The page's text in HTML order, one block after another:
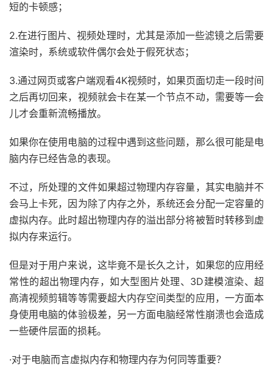
短的卡顿感；
2.在进行图片、视频处理时，尤其是添加一些滤镜之后需要
渲染时，系统或软件偶尔会处于假死状态；
3.通过网页或客户端观看4K视频时，如果页面切走一段时间
之后再切回来，视频就会卡在某一个节点不动，需要等一会
儿才会重新流畅播放。
如果你在使用电脑的过程中遇到这些问题，那么很可能是电
脑内存已经告急的表现。
不过，所处理的文件如果超过物理内存容量，其实电脑并不
会马上卡死，因为除了内存之外，系统还会分配一定容量的
虚拟内存。此时超出物理内存的溢出部分将被暂时转移到虚
拟内存来运行。
但是对于用户来说，这毕竟不是长久之计，如果您的应用经
常性的超出物理内存，如大型图片处理、3D建模渲染、超
高清视频剪辑等等需要超大内存空间类型的应用，一方面本
身使用电脑的体验极差，另一方面电脑经常性崩溃也会造成
一些硬件层面的损耗。
·对于电脑而言虚拟内存和物理内存为何同等重要？